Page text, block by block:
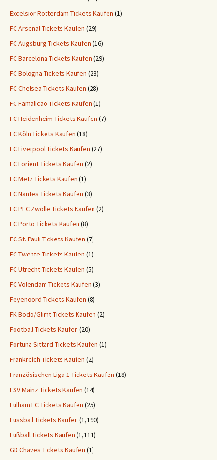
Excelsior Rotterdam Tickets Kaufen (1)
FC Arsenal Tickets Kaufen (29)
FC Augsburg Tickets Kaufen (16)
FC Barcelona Tickets Kaufen (29)
FC Bologna Tickets Kaufen (23)
FC Chelsea Tickets Kaufen (28)
FC Famalicao Tickets Kaufen (1)
FC Heidenheim Tickets Kaufen (7)
FC Köln Tickets Kaufen (18)
FC Liverpool Tickets Kaufen (27)
FC Lorient Tickets Kaufen (2)
FC Metz Tickets Kaufen (1)
FC Nantes Tickets Kaufen (3)
FC PEC Zwolle Tickets Kaufen (2)
FC Porto Tickets Kaufen (8)
FC St. Pauli Tickets Kaufen (7)
FC Twente Tickets Kaufen (1)
FC Utrecht Tickets Kaufen (5)
FC Volendam Tickets Kaufen (3)
Feyenoord Tickets Kaufen (8)
FK Bodo/Glimt Tickets Kaufen (2)
Football Tickets Kaufen (20)
Fortuna Sittard Tickets Kaufen (1)
Frankreich Tickets Kaufen (2)
Französischen Liga 1 Tickets Kaufen (18)
FSV Mainz Tickets Kaufen (14)
Fulham FC Tickets Kaufen (25)
Fussball Tickets Kaufen (1,190)
Fußball Tickets Kaufen (1,111)
GD Chaves Tickets Kaufen (1)